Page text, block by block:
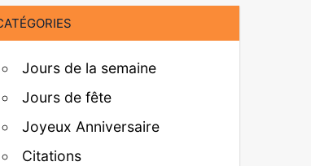
Jours de la semaine
Jours de fête
Joyeux Anniversaire
Citations